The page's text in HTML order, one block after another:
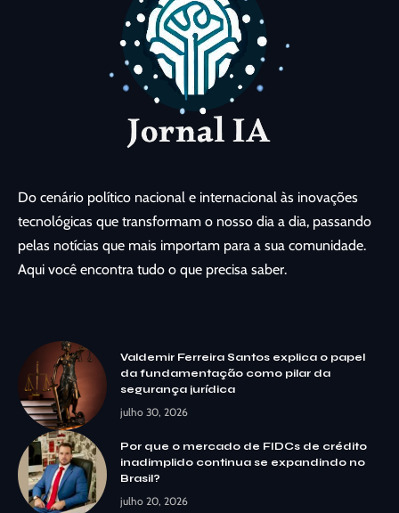
Do cenário político nacional e internacional às inovações
tecnológicas que transformam o nosso dia a dia, passando
pelas notícias que mais importam para a sua comunidade.
Aqui você encontra tudo o que precisa saber.
Valdemir Ferreira Santos explica o papel
da fundamentação como pilar da
segurança jurídica
julho 30, 2026
Por que o mercado de FIDCs de crédito
inadimplido continua se expandindo no
Brasil?
julho 20, 2026